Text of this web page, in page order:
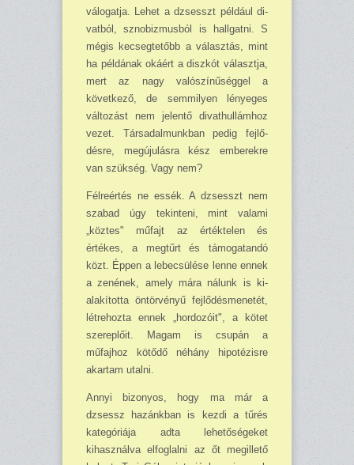
válogatja. Lehet a dzsesszt például di­
vatból, sznob­izmusból is hallgatni. S
mégis kecsegtetőbb a választás, mint
ha példának okáért a diszkót választja,
mert az nagy valószínűséggel a
következő, de semmilyen lényeges
változást nem jelentő divathullám­hoz
vezet. Társadalmunkban pedig fejlő­
désre, megújulásra kész emberekre
van szükség. Vagy nem?
Félreértés ne essék. A dzsesszt nem
sza­bad úgy tekinteni, mint valami
„köztes" mű­fajt az értéktelen és
értékes, a megtűrt és támogatandó
közt. Éppen a lebecsülése lenne ennek
a zenének, amely mára nálunk is ki­
alakította öntörvényű fejlődésmenetét,
lét­rehozta ennek „hordozóit", a kötet
szerep­lőit. Magam is csupán a
műfajhoz kötődő néhány hipotézisre
akar­tam utalni.
Annyi bizonyos, hogy ma már a
dzsessz hazánkban is kezdi a tűrés
kategóriája adta lehe­tőségeket
kihasználva elfoglalni az őt megillető